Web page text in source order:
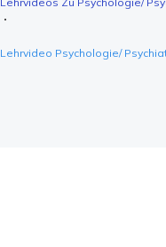
Lehrvideo Psychologie/